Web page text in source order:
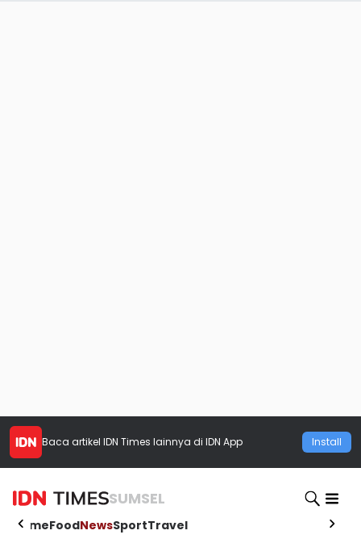
Baca artikel IDN Times lainnya di IDN App Install
SUMSEL
HomeFoodNewsSportTravel